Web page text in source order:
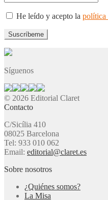
He leído y acepto la política
Síguenos
© 2026 Editorial Claret
Contacto
C/Sicília 410
08025 Barcelona
Tel: 933 010 062
Email: editorial@claret.es
Sobre nosotros
¿Quiénes somos?
La Misa